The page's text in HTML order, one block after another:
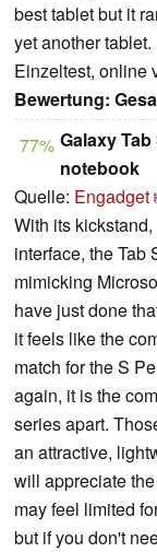
best tablet but it
yet another tablet.
Einzeltest, online
Bewertung:
77% Galaxy
notebook
Quelle: Engadget
With its
interface, the Tab
mimicking
have just done
it feels like the
match for the S
again, it is the
series apart.
an attractive,
will appreciate
may feel limited
but if you don't